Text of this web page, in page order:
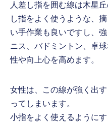
人差し指を囲む線は木星
し指をよく使うような、
い手作業も良いですし、
ニス、バドミントン、卓
性や向上心を高めます。
女性は、この線が強く出
ってしまいます。
小指をよく使えるように